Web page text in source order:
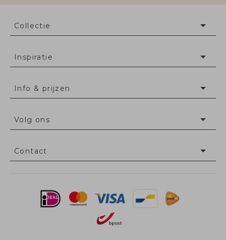
Collectie
Inspiratie
Info & prijzen
Volg ons
Contact